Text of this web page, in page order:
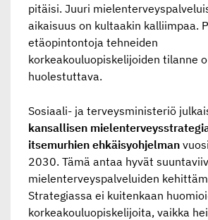
pitäisi. Juuri
aikaisuus on kultaakin kalliimpaa.
etäopintontoja tehneiden
korkeakouluopiskelijoiden tilanne
huolestuttava.
Sosiaali- ja terveysministeriö
kansallisen
itsemurhien ehkäisyohjelman
2030. Tämä antaa hyvät
mielenterveyspalveluiden
Strategiassa ei kuitenkaan
korkeakouluopiskelijoita, vaikka